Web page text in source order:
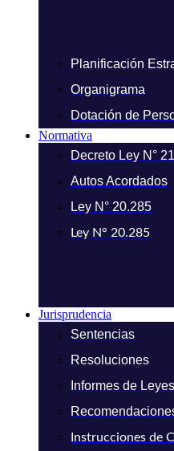
Planificación
Organigrama
Dotación de
Normativa
Decreto Ley N°
Autos Acordados
Ley N° 20.285
Ley N° 20.285
Jurisprudencia
Sentencias
Resoluciones
Informes de
Instrucciones de